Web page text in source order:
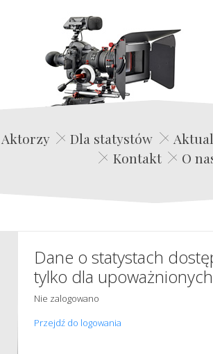
Aktorzy Dla statystów
Kontakt
O
Dane o statystach
tylko dla
Nie zalogowano
Przejdź do logowania